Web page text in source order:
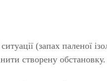
(запах паленої
створену обстановку.